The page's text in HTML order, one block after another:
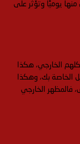
يوميًا وتؤثر على
الخارجي، هكذا
الخاصة بك، وهكذا
فالمظهر الخارجي